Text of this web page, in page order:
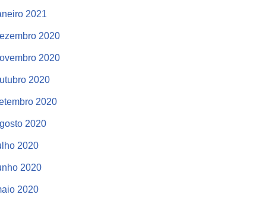
2021
2020
2020
2020
2020
2020
2020
2020
2020